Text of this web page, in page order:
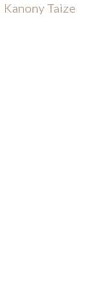
Kanony Taize